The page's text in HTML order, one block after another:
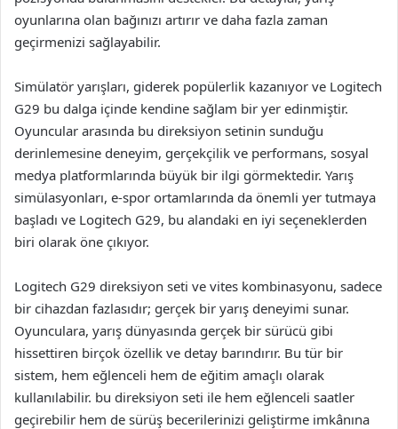
oyunlarına olan bağınızı artırır ve daha fazla zaman
geçirmenizi sağlayabilir.
Simülatör yarışları, giderek popülerlik kazanıyor ve Logitech
G29 bu dalga içinde kendine sağlam bir yer edinmiştir.
Oyuncular arasında bu direksiyon setinin sunduğu
derinlemesine deneyim, gerçekçilik ve performans, sosyal
medya platformlarında büyük bir ilgi görmektedir. Yarış
simülasyonları, e-spor ortamlarında da önemli yer tutmaya
başladı ve Logitech G29, bu alandaki en iyi seçeneklerden
biri olarak öne çıkıyor.
Logitech G29 direksiyon seti ve vites kombinasyonu, sadece
bir cihazdan fazlasıdır; gerçek bir yarış deneyimi sunar.
Oyunculara, yarış dünyasında gerçek bir sürücü gibi
hissettiren birçok özellik ve detay barındırır. Bu tür bir
sistem, hem eğlenceli hem de eğitim amaçlı olarak
kullanılabilir. bu direksiyon seti ile hem eğlenceli saatler
geçirebilir hem de sürüş becerilerinizi geliştirme imkânına